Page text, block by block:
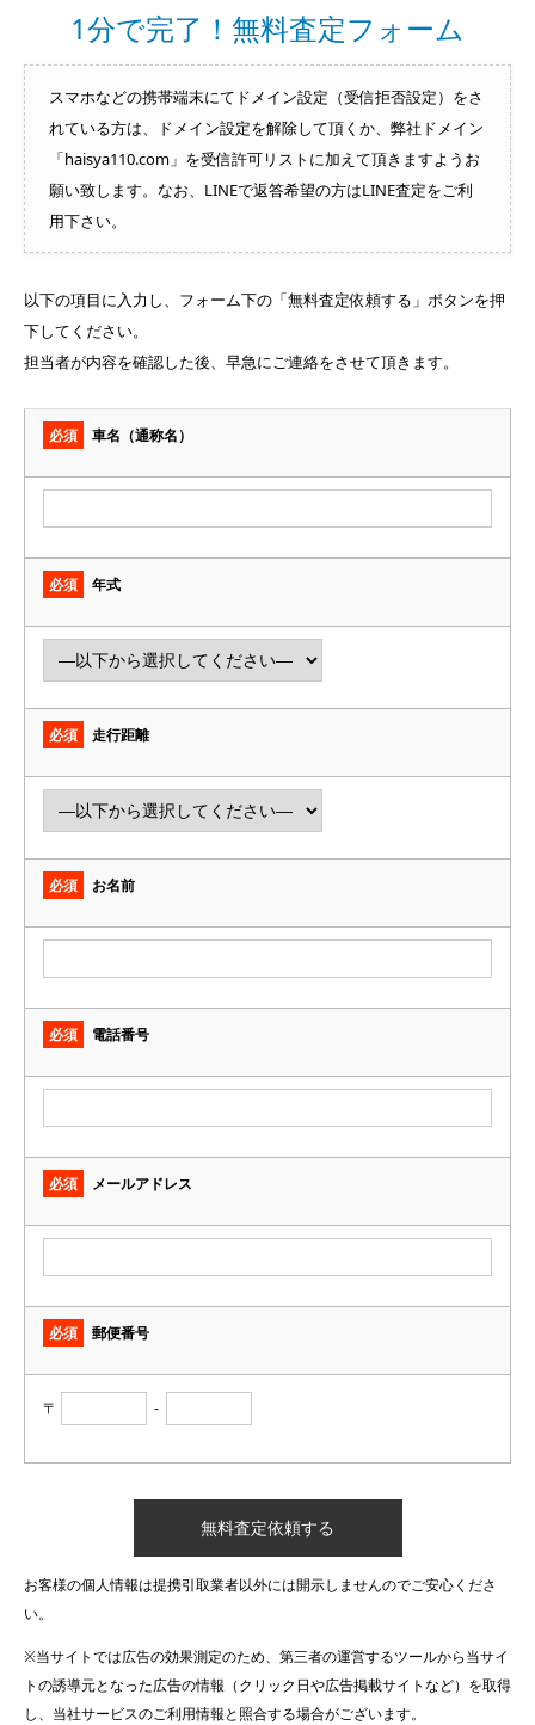
1分で完了！無料査定フォーム
スマホなどの携帯端末にてドメイン設定（受信拒否設定）をさ
れている方は、ドメイン設定を解除して頂くか、弊社ドメイン
「haisya110.com」を受信許可リストに加えて頂きますようお
願い致します。なお、LINEで返答希望の方はLINE査定をご利
用下さい。
以下の項目に入力し、フォーム下の「無料査定依頼する」ボタンを押
下してください。
担当者が内容を確認した後、早急にご連絡をさせて頂きます。
必須 車名（通称名）
必須 年式
必須 走行距離
必須 お名前
必須 電話番号
必須 メールアドレス
必須 郵便番号
〒 -
お客様の個人情報は提携引取業者以外には開示しませんのでご安心くださ
い。
※当サイトでは広告の効果測定のため、第三者の運営するツールから当サイ
トの誘導元となった広告の情報（クリック日や広告掲載サイトなど）を取得
し、当社サービスのご利用情報と照合する場合がございます。